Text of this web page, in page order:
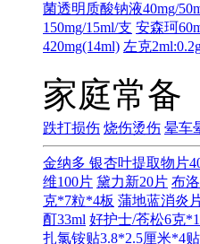
菌透明质酸钠液40mg/
150mg/15ml/支 安森珂
420mg(14ml) 左克
家庭常备
跌打损伤 烧伤烫伤 晕车
金纳多 银杏叶提取物片
维100片 黛力新20片 布
克*7粒*4板 蒲地蓝消炎
酊33ml 好护士/苍松6克
扎氯铵贴3.8*2.5厘米*4贴